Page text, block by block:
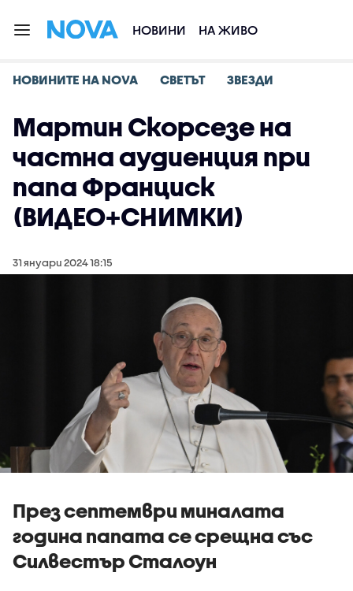
НОВИНИ НА ЖИВО
НОВИНИТЕ НА NOVA СВЕТЪТ ЗВЕЗДИ
Мартин Скорсезе на
частна аудиенция при
папа Франциск
(ВИДЕО+СНИМКИ)
31 януари 2024 18:15
През септември миналата
година папата се срещна със
Силвестър Сталоун